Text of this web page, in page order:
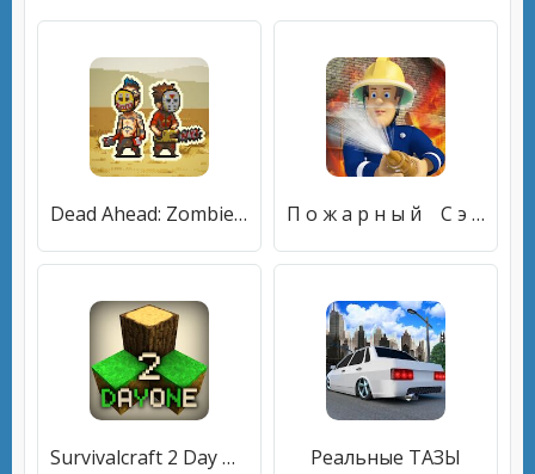
Dead Ahead: Zombie Warfare П о ж а р н ы й С э м
Survivalcraft 2 Day One Реальные ТАЗЫ